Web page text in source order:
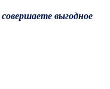
выгодное